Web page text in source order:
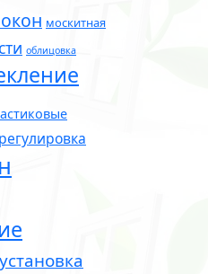
москитная
облицовка
регулировка
установка